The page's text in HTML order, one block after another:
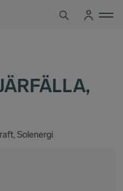
Solenergi